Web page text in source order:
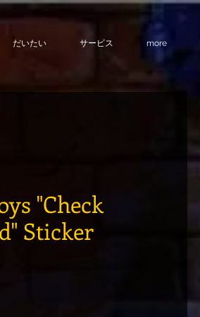
だいたい サービス more
"Check
Sticker